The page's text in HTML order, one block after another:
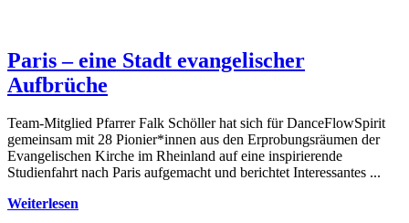
Paris – eine Stadt evangelischer
Aufbrüche
Team-Mitglied Pfarrer Falk Schöller hat sich für DanceFlowSpirit
gemeinsam mit 28 Pionier*innen aus den Erprobungsräumen der
Evangelischen Kirche im Rheinland auf eine inspirierende
Studienfahrt nach Paris aufgemacht und berichtet Interessantes ...
Weiterlesen